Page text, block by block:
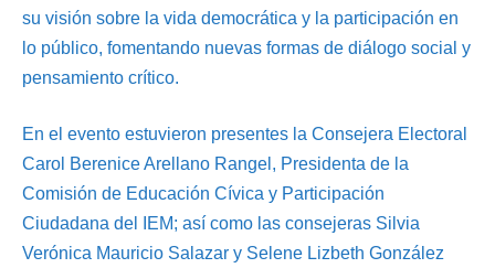
su visión sobre la vida democrática y la participación en
lo público, fomentando nuevas formas de diálogo social y
pensamiento crítico.
En el evento estuvieron presentes la Consejera Electoral
Carol Berenice Arellano Rangel, Presidenta de la
Comisión de Educación Cívica y Participación
Ciudadana del IEM; así como las consejeras Silvia
Verónica Mauricio Salazar y Selene Lizbeth González